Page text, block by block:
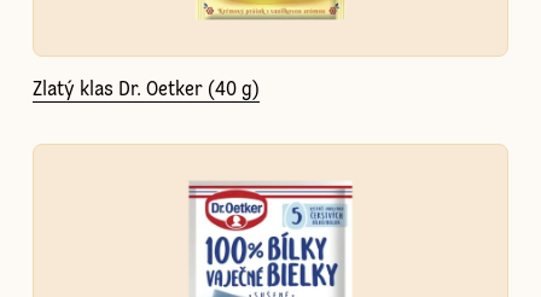
Zlatý klas Dr. Oetker (40 g)